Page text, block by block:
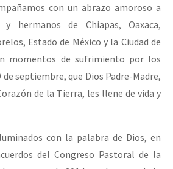
con un abrazo amoroso a
y hermanos de Chiapas, Oaxaca,
Estado de México y la Ciudad de
momentos de sufrimiento por los
septiembre, que Dios Padre-Madre,
de la Tierra, les llene de vida y
con la palabra de Dios, en
del Congreso Pastoral de la